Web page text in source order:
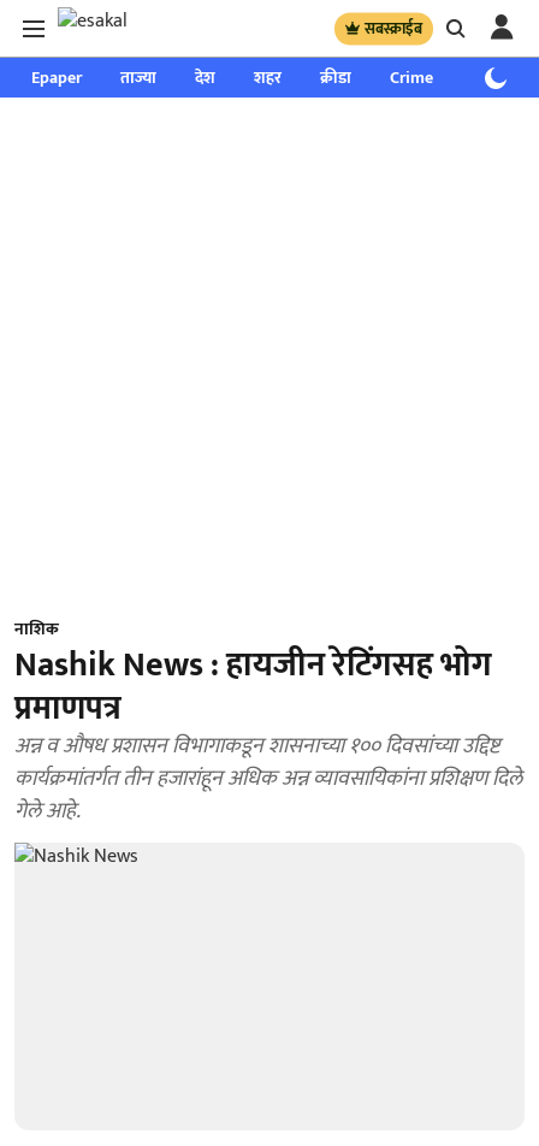
सबस्क्राईब
Epaper ताज्या देश शहर क्रीडा Crime साप्ताहिक
नाशिक
Nashik News : हायजीन रेटिंगसह भोग
प्रमाणपत्र
अन्न व औषध प्रशासन विभागाकडून शासनाच्या १०० दिवसांच्या उद्दिष्ट
कार्यक्रमांतर्गत तीन हजारांहून अधिक अन्न व्यावसायिकांना प्रशिक्षण दिले
गेले आहे.